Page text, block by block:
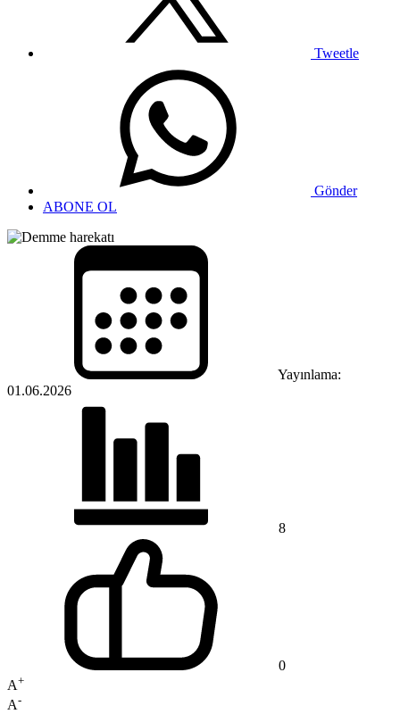
Tweetle
Gönder
ABONE OL
Yayınlama:
01.06.2026
8
0
A+
A-